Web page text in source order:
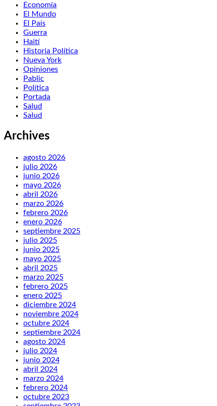
Economía
El Mundo
El País
Guerra
Haití
Historia Política
Nueva York
Opiniones
Pablic
Política
Portada
Salud
Salud
Archives
agosto 2026
julio 2026
junio 2026
mayo 2026
abril 2026
marzo 2026
febrero 2026
enero 2026
septiembre 2025
julio 2025
junio 2025
mayo 2025
abril 2025
marzo 2025
febrero 2025
enero 2025
diciembre 2024
noviembre 2024
octubre 2024
septiembre 2024
agosto 2024
julio 2024
junio 2024
abril 2024
marzo 2024
febrero 2024
octubre 2023